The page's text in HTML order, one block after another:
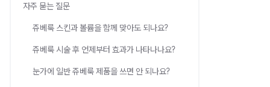
자주 묻는 질문
쥬베룩 스킨과 볼륨을 함께 맞아도 되나요?
쥬베룩 시술 후 언제부터 효과가 나타나나요?
눈가에 일반 쥬베룩 제품을 쓰면 안 되나요?